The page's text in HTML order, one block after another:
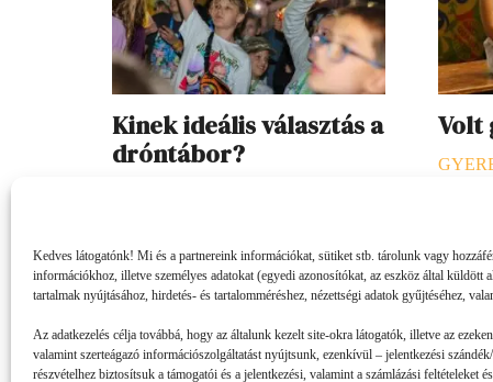
Kedves látogatónk! Mi és a partnereink információkat, sütiket stb. tárolunk vagy
információkhoz, illetve személyes adatokat (egyedi azonosítókat, az eszköz által küldött
tartalmak nyújtásához, hirdetés- és tartalomméréshez, nézettségi adatok gyűjtéséhez,
Az adatkezelés célja továbbá, hogy az általunk kezelt site-okra látogatók, illetve az
valamint szerteágazó információszolgáltatást nyújtsunk, ezenkívül – jelentkezési
részvételhez biztosítsuk a támogatói és a jelentkezési, valamint a számlázási feltételeket
Kinek ideális választás a
dróntábor?
kérdés, hogy az adott program illik-e a
gyerek személyiségéhez és
izgalmas lehetőséget kínálnak,
Volt
is,